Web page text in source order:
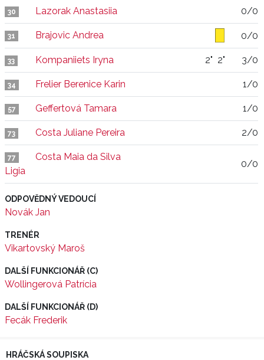
30 Lazorak Anastasiia 0/0
31 Brajovic Andrea 0/0
33 Kompaniiets Iryna 2" 2" 3/0
34 Frelier Berenice Karin 1/0
57 Geffertová Tamara 1/0
73 Costa Juliane Pereira 2/0
77
Costa Maia da Silva
Ligia
0/0
ODPOVĚDNÝ VEDOUCÍ
Novák Jan
TRENÉR
Vikartovský Maroš
DALŠÍ FUNKCIONÁŘ (C)
Wollingerová Patrícia
DALŠÍ FUNKCIONÁŘ (D)
Fecák Frederik
HRÁČSKÁ SOUPISKA